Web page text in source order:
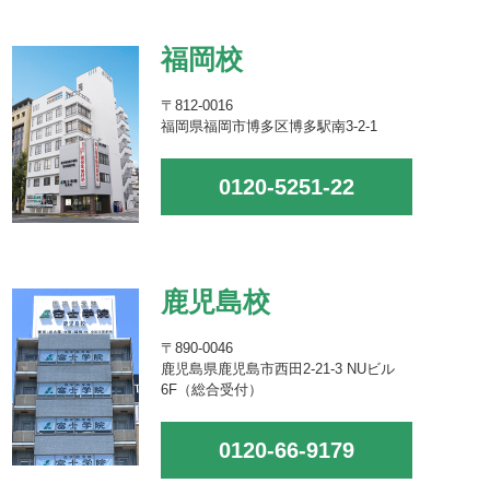
福岡校
〒812-0016
福岡県福岡市博多区博多駅南3-2-1
0120-5251-22
鹿児島校
〒890-0046
鹿児島県鹿児島市西田2-21-3 NUビル
6F（総合受付）
0120-66-9179